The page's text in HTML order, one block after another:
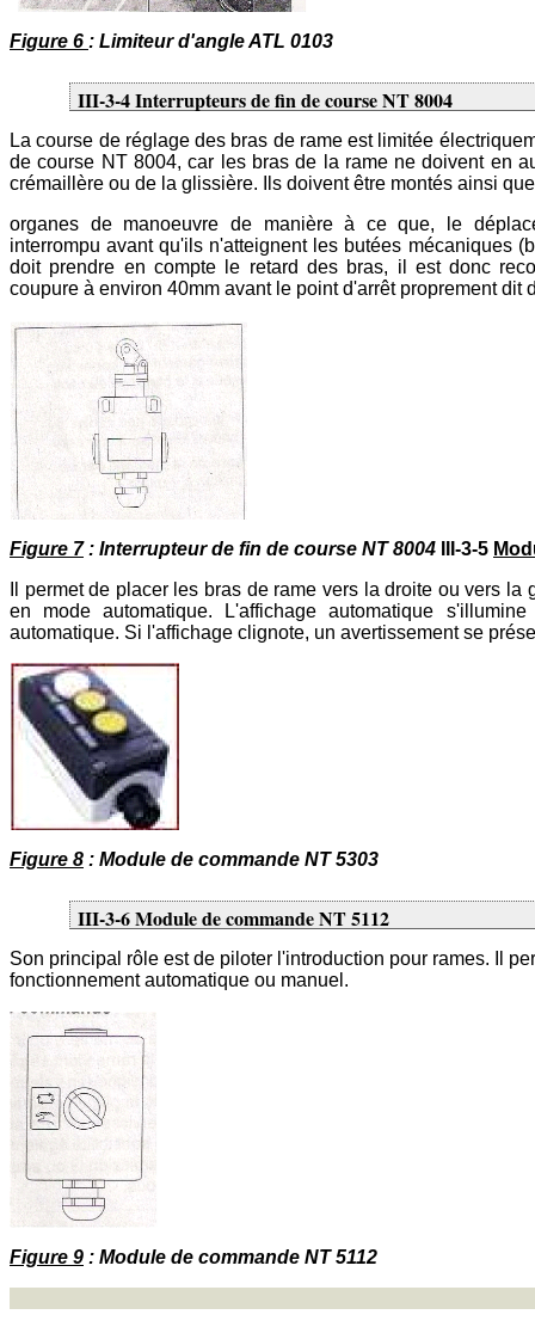
Figure 6 : Limiteur d'angle ATL 0103
III-3-4 Interrupteurs de fin de course NT 8004
La course de réglage des bras de rame est limitée
de course NT 8004, car les bras de la rame ne doivent en
crémaillère ou de la glissière. Ils doivent être montés ainsi
organes de manoeuvre de manière à ce que, le
interrompu avant qu'ils n'atteignent les butées mécaniques
doit prendre en compte le retard des bras, il est donc
coupure à environ 40mm avant le point d'arrêt proprement dit
Figure 7: Interrupteur de fin de course NT 8004 III-3-5
Il permet de placer les bras de rame vers la droite ou vers
en mode automatique. L'affichage automatique
automatique. Si l'affichage clignote, un avertissement se
Figure 8 : Module de commande NT 5303
III-3-6 Module de commande NT 5112
Son principal rôle est de piloter l'introduction pour rames. Il
fonctionnement automatique ou manuel.
Figure 9 : Module de commande NT 5112